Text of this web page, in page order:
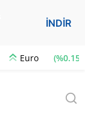
İNDİR
Euro (%0.15)